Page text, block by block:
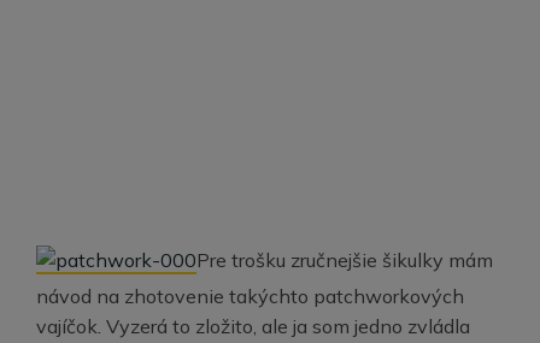
Pre trošku zručnejšie šikulky mám
návod na zhotovenie takýchto patchworkových
vajíčok. Vyzerá to zložito, ale ja som jedno zvládla